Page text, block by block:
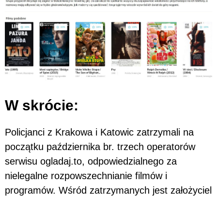
W skrócie:
Policjanci z Krakowa i Katowic zatrzymali na
początku października br. trzech operatorów
serwisu ogladaj.to, odpowiedzialnego za
nielegalne rozpowszechnianie filmów i
programów. Wśród zatrzymanych jest założyciel